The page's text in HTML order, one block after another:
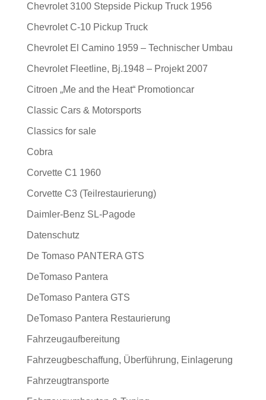
Chevrolet 3100 Stepside Pickup Truck 1956
Chevrolet C-10 Pickup Truck
Chevrolet El Camino 1959 – Technischer Umbau
Chevrolet Fleetline, Bj.1948 – Projekt 2007
Citroen „Me and the Heat“ Promotioncar
Classic Cars & Motorsports
Classics for sale
Cobra
Corvette C1 1960
Corvette C3 (Teilrestaurierung)
Daimler-Benz SL-Pagode
Datenschutz
De Tomaso PANTERA GTS
DeTomaso Pantera
DeTomaso Pantera GTS
DeTomaso Pantera Restaurierung
Fahrzeugaufbereitung
Fahrzeugbeschaffung, Überführung, Einlagerung
Fahrzeugtransporte